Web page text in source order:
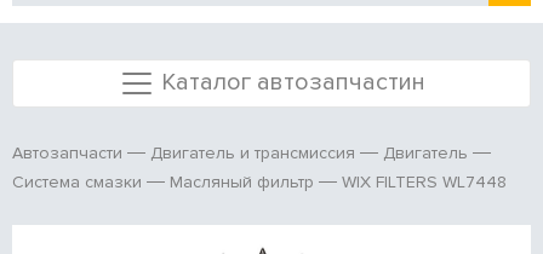
Каталог автозапчастин
Автозапчасти Двигатель и трансмиссия
Двигатель
Система смазки
Масляный фильтр WIX FILTERS WL7448